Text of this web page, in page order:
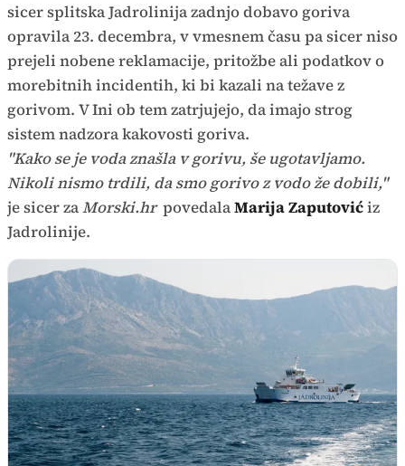
sicer splitska Jadrolinija zadnjo dobavo goriva
opravila 23. decembra, v vmesnem času pa sicer niso
prejeli nobene reklamacije, pritožbe ali podatkov o
morebitnih incidentih, ki bi kazali na težave z
gorivom. V Ini ob tem zatrjujejo, da imajo strog
sistem nadzora kakovosti goriva.
"Kako se je voda znašla v gorivu, še ugotavljamo.
Nikoli nismo trdili, da smo gorivo z vodo že dobili,"
je sicer zaMorski.hr povedalaMarija Zaputovićiz
Jadrolinije.